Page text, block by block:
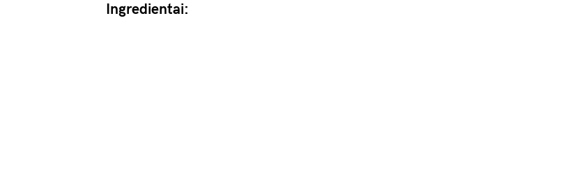
Ingredientai: